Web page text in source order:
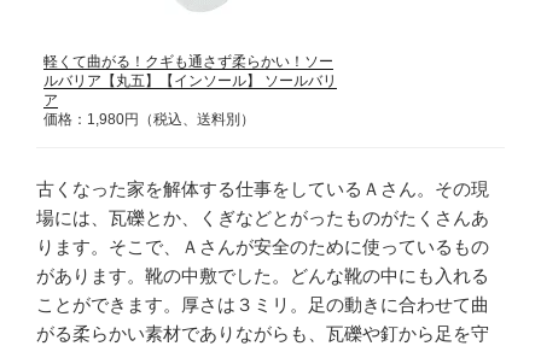
軽くて曲がる！クギも通さず柔らかい！ソー
ルバリア【丸五】【インソール】 ソールバリ
ア
価格：1,980円（税込、送料別）
古くなった家を解体する仕事をしているＡさん。その現
場には、瓦礫とか、くぎなどとがったものがたくさんあ
ります。そこで、Ａさんが安全のために使っているもの
があります。靴の中敷でした。どんな靴の中にも入れる
ことができます。厚さは３ミリ。足の動きに合わせて曲
がる柔らかい素材でありながらも、瓦礫や釘から足を守